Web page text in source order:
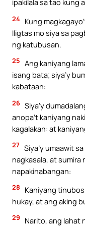
ipakilala sa tao kung
24 Kung
Iligtas mo siya sa
ng katubusan.
25 Ang kaniyang
isang bata; siya’y
kabataan:
26 Siya’y
anopa’t kaniyang
kagalakan: at
27 Siya’y umaawit
nagkasala, at sumira
napakinabangan:
28
Kaniyang
hukay, at ang aking
29
Narito, ang lahat